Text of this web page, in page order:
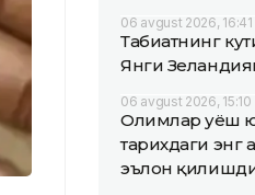
06 avgust 2026, 16:41
Табиатнинг
Янги
06 avgust 2026, 15:10
Олимлар Қуёш
тарихдаги энг
эълон